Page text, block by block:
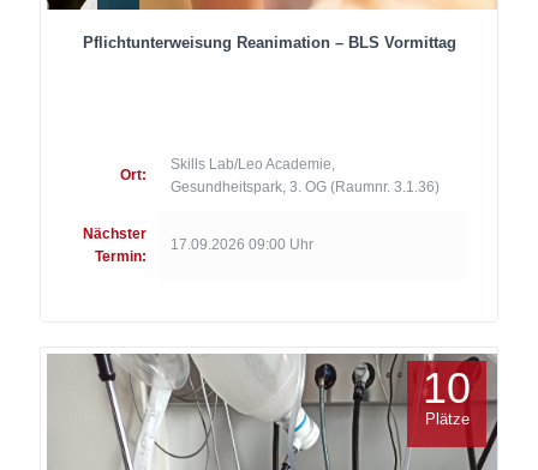
Pflichtunterweisung Reanimation – BLS Vormittag
Ort:
Skills Lab/Leo Academie,
Gesundheitspark, 3. OG (Raumnr. 3.1.36)
Nächster
Termin:
17.09.2026 09:00 Uhr
10
Plätze